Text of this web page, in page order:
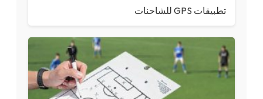
تطبيقات GPS للشاحنات